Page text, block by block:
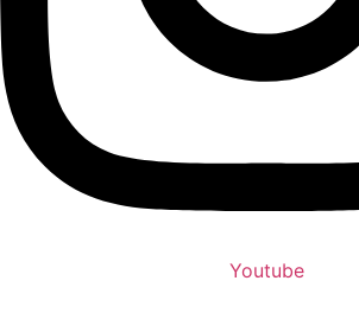
Youtube